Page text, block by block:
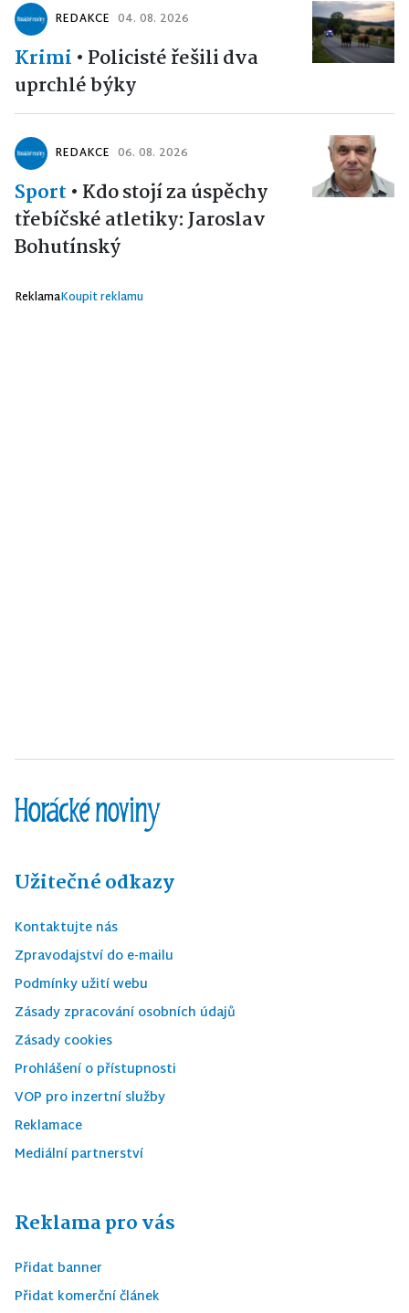
REDAKCE 04. 08. 2026
Krimi • Policisté řešili dva
uprchlé býky
REDAKCE 06. 08. 2026
Sport • Kdo stojí za úspěchy
třebíčské atletiky: Jaroslav
Bohutínský
ReklamaKoupit reklamu
Užitečné odkazy
Kontaktujte nás
Zpravodajství do e-mailu
Podmínky užití webu
Zásady zpracování osobních údajů
Zásady cookies
Prohlášení o přístupnosti
VOP pro inzertní služby
Reklamace
Mediální partnerství
Reklama pro vás
Přidat banner
Přidat komerční článek